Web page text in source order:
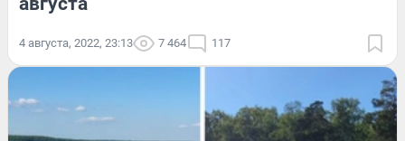
4 августа, 2022, 23:13 7 464 117